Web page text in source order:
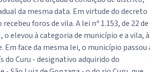
da mesma data. Em virtude do decreto
recebeu foros de vila. A lei nº 1.153, de 22 de
o elevou à categoria de município e a vila, à
Em face da mesma lei, o município passou
do Curu - designativo adquirido do